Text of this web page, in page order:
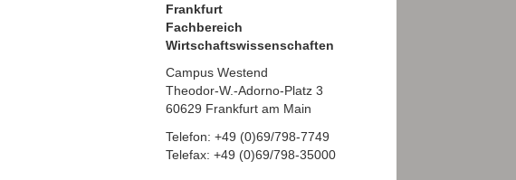
Frankfurt
Fachbereich
Wirtschaftswissenschaften
Campus Westend
Theodor-W.-Adorno-Platz 3
60629 Frankfurt am Main
Telefon: +49 (0)69/798-7749
Telefax: +49 (0)69/798-35000